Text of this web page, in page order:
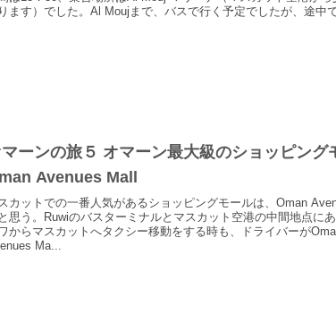
ます）でした。Al Moujまで、バスで行く予定でしたが、途中
ーンの旅５ オマーン最大級のショッピング
Avenues Mall
カットでの一番人気があるショッピングモールは、Oman
思う。Ruwiのバスターミナルとマスカット空港の中間地点に
からマスカットへタクシー移動をする時も、ドライバーが
Ma...